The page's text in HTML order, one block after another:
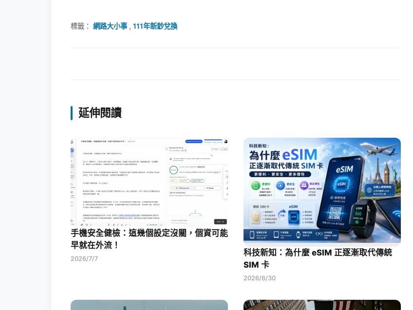
標籤： 網路大小事, 111年新鈔兌換
延伸閱讀
手機安全健檢：這幾個設定沒關，個資可能
早就在外流！
2026/7/7
科技新知：為什麼 eSIM 正逐漸取代傳統
SIM 卡
2026/6/30